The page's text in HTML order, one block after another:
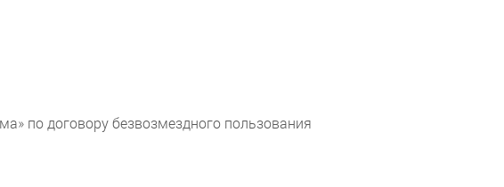
по договору безвозмездного пользования